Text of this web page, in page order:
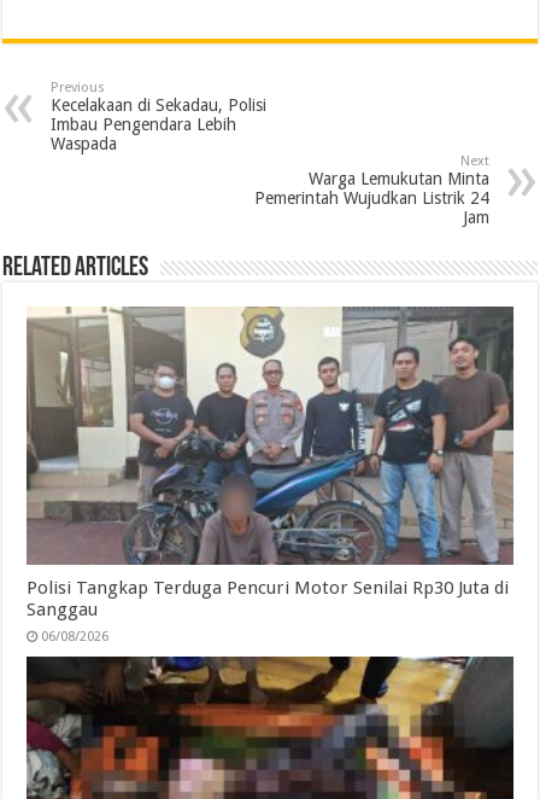
c
b
o
i
t
e
n
e
d
a
s
A
l
g
m
a
i
a
Previous
Kecelakaan di Sekadau, Polisi
Imbau Pengendara Lebih
Waspada
Next
Warga Lemukutan Minta
Pemerintah Wujudkan Listrik 24
Jam
Related Articles
Polisi Tangkap Terduga Pencuri Motor Senilai Rp30 Juta di
Sanggau
06/08/2026